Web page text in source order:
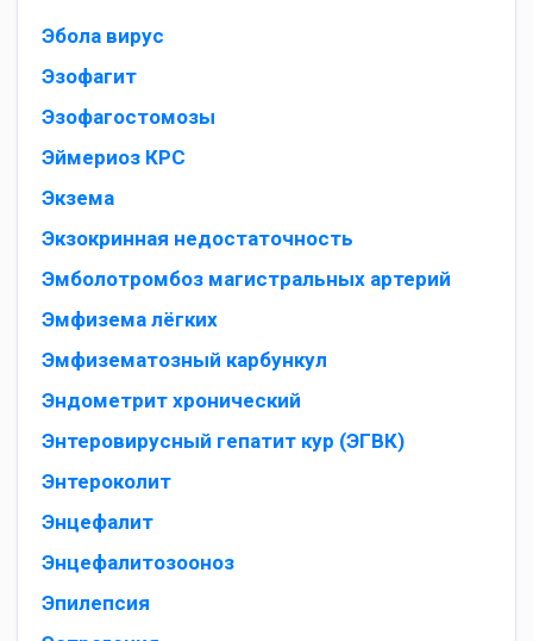
Эбола вирус
Эзофагит
Эзофагостомозы
Эймериоз КРС
Экзема
Экзокринная недостаточность
Эмболотромбоз магистральных артерий
Эмфизема лёгких
Эмфизематозный карбункул
Эндометрит хронический
Энтеровирусный гепатит кур (ЭГВК)
Энтероколит
Энцефалит
Энцефалитозооноз
Эпилепсия